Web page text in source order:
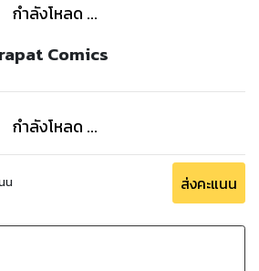
กำลังโหลด ...
Comics
กำลังโหลด ...
น ส่งคะแนน